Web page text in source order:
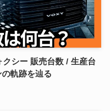
クシー 販売台数 / 生産台
軌跡を辿る